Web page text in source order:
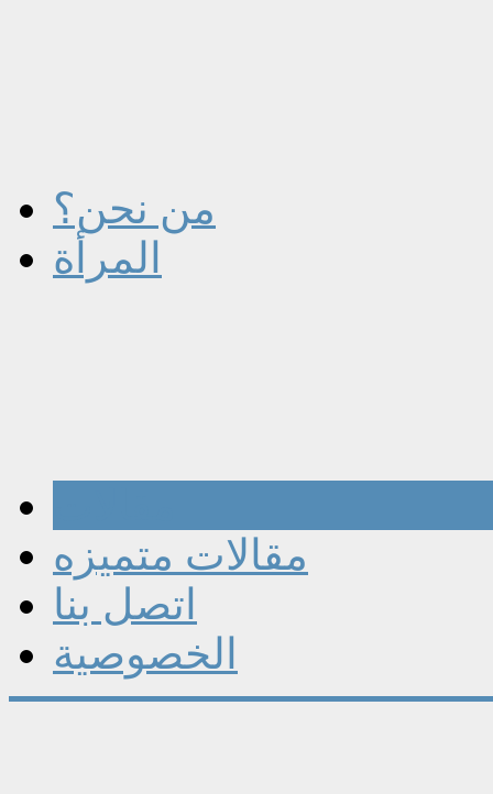
من نحن؟
المرأة
مقالات متميزه
اتصل بنا
الخصوصية